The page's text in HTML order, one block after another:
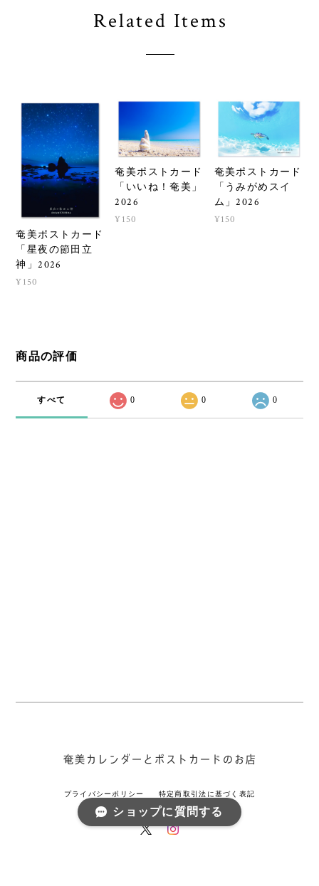
Related Items
奄美ポストカード
「星夜の節田立
神」2026
¥150
奄美ポストカード
「いいね！奄美」
2026
¥150
奄美ポストカード
「うみがめスイ
ム」2026
¥150
商品の評価
すべて 0 0 0
プライバシーポリシー 特定商取引法に基づく表記
ショップに質問する